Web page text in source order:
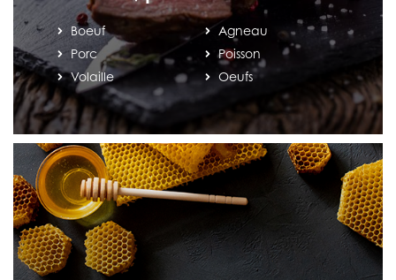
Boeuf
Porc
Volaille
Agneau
Poisson
Oeufs